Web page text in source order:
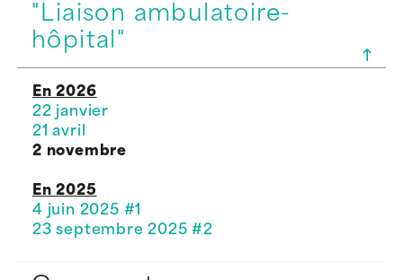
"Liaison ambulatoire-
hôpital"
En 2026
22 janvier
21 avril
2 novembre
En 2025
4 juin 2025 #1
23 septembre 2025 #2